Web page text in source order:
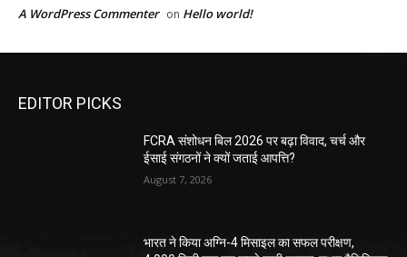
A WordPress Commenter on Hello world!
EDITOR PICKS
FCRA संशोधन बिल 2026 पर बढ़ा विवाद, चर्च और
ईसाई संगठनों ने क्यों जताई आपत्ति?
August 7, 2026
भारत ने किया अग्नि-4 मिसाइल का सफल परीक्षण,